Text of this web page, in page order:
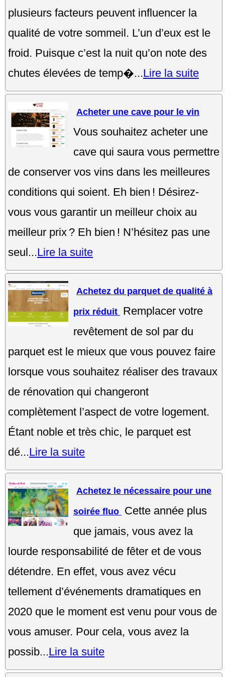
plusieurs facteurs peuvent influencer la
qualité de votre sommeil. L’un d’eux est le
froid. Puisque c’est la nuit qu’on note des
chutes élevées de temp�...Lire la suite
Acheter une cave pour le vin
Vous souhaitez acheter une
cave qui saura vous permettre
de conserver vos vins dans les meilleures
conditions qui soient. Eh bien ! Désirez-
vous vous garantir un meilleur choix au
meilleur prix ? Eh bien ! N’hésitez pas une
seul...Lire la suite
Achetez du parquet de qualité à
prix réduit Remplacer votre
revêtement de sol par du
parquet est le mieux que vous pouvez faire
lorsque vous souhaitez réaliser des travaux
de rénovation qui changeront
complètement l’aspect de votre logement.
Étant noble et très chic, le parquet est
dé...Lire la suite
Achetez le nécessaire pour une
soirée fluo Cette année plus
que jamais, vous avez la
lourde responsabilité de fêter et de vous
détendre. En effet, vous avez vécu
tellement d’événements dramatiques en
2020 que le moment est venu pour vous de
vous amuser. Pour cela, vous avez la
possib...Lire la suite